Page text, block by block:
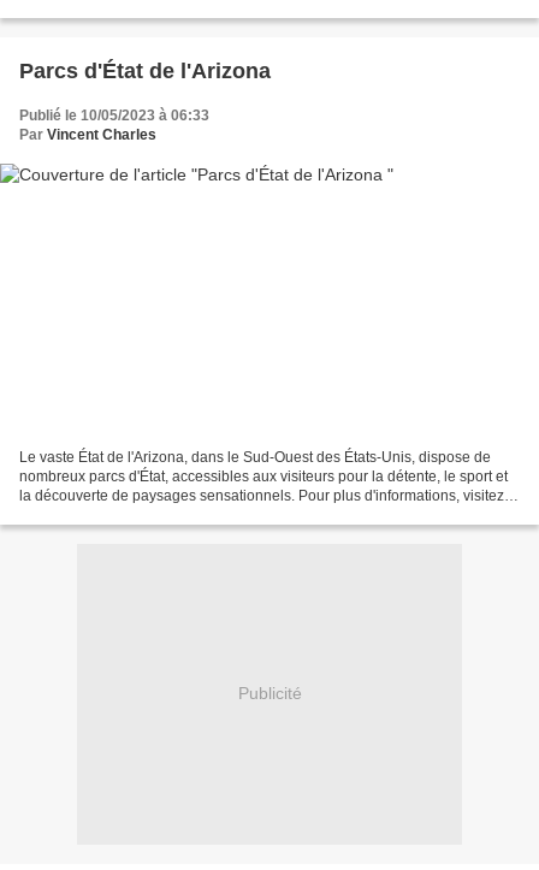
Parcs d'État de l'Arizona
Publié le 10/05/2023 à 06:33
Par Vincent Charles
Le vaste État de l'Arizona, dans le Sud-Ouest des États-Unis, dispose de
nombreux parcs d'État, accessibles aux visiteurs pour la détente, le sport et
la découverte de paysages sensationnels. Pour plus d'informations, visitez la
Publicité